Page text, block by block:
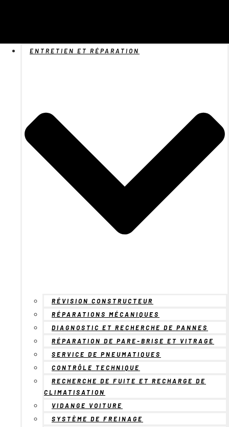
ENTRETIEN ET RÉPARATION
RÉVISION CONSTRUCTEUR
RÉPARATIONS MÉCANIQUES
DIAGNOSTIC ET RECHERCHE DE PANNES
RÉPARATION DE PARE-BRISE ET VITRAGE
SERVICE DE PNEUMATIQUES
CONTRÔLE TECHNIQUE
RECHERCHE DE FUITE ET RECHARGE DE
CLIMATISATION
VIDANGE VOITURE
SYSTÈME DE FREINAGE